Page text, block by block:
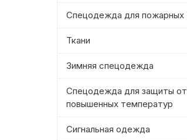
Спецодежда для пожарных
Ткани
Зимняя спецодежда
Спецодежда для защиты от
повышенных температур
Сигнальная одежда